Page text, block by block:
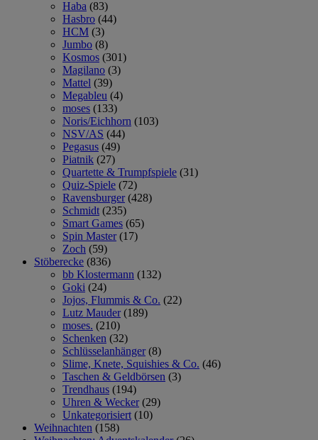
Haba (83)
Hasbro (44)
HCM (3)
Jumbo (8)
Kosmos (301)
Magilano (3)
Mattel (39)
Megableu (4)
moses (133)
Noris/Eichhorn (103)
NSV/AS (44)
Pegasus (49)
Piatnik (27)
Quartette & Trumpfspiele (31)
Quiz-Spiele (72)
Ravensburger (428)
Schmidt (235)
Smart Games (65)
Spin Master (17)
Zoch (59)
Stöberecke (836)
bb Klostermann (132)
Goki (24)
Jojos, Flummis & Co. (22)
Lutz Mauder (189)
moses. (210)
Schenken (32)
Schlüsselanhänger (8)
Slime, Knete, Squishies & Co. (46)
Taschen & Geldbörsen (3)
Trendhaus (194)
Uhren & Wecker (29)
Unkategorisiert (10)
Weihnachten (158)